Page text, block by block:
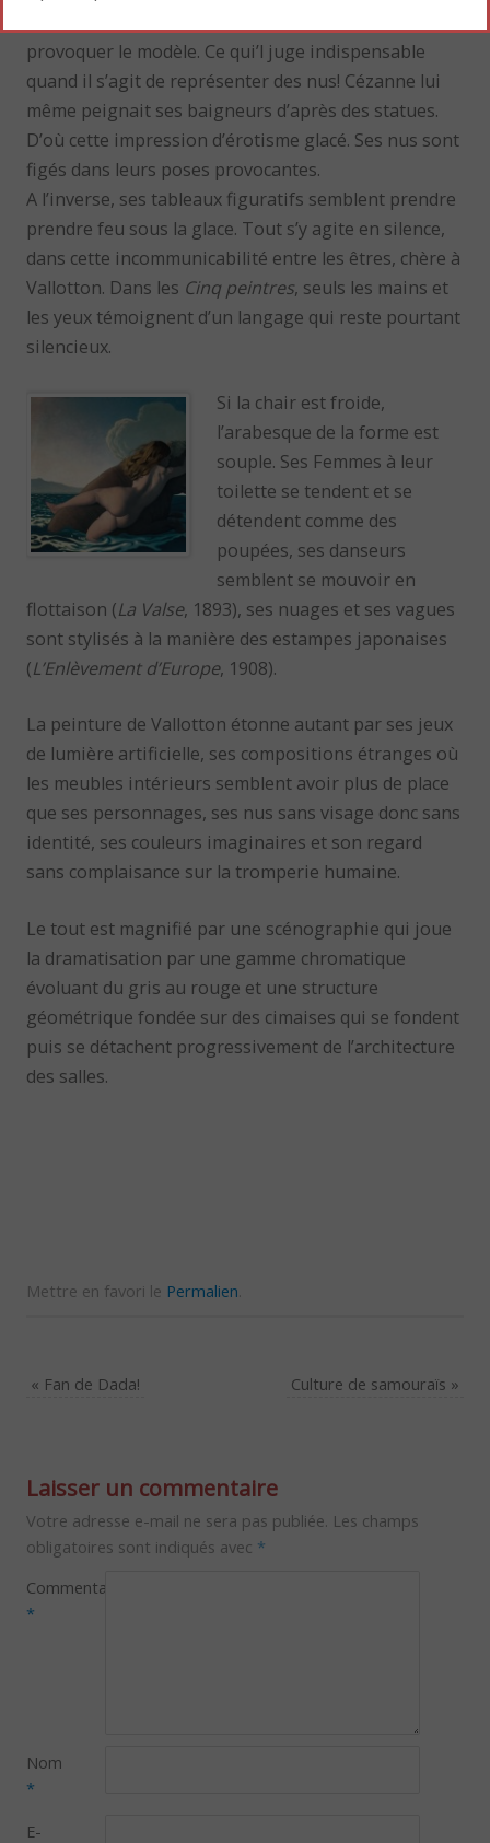
provoquer le modèle. Ce qui’l juge indispensable
quand il s’agit de représenter des nus! Cézanne lui
même peignait ses baigneurs d’après des statues.
D’où cette impression d’érotisme glacé. Ses nus sont
figés dans leurs poses provocantes.
A l’inverse, ses tableaux figuratifs semblent prendre
prendre feu sous la glace. Tout s’y agite en silence,
dans cette incommunicabilité entre les êtres, chère à
Vallotton. Dans les Cinq peintres, seuls les mains et
les yeux témoignent d’un langage qui reste pourtant
silencieux.
Si la chair est froide,
l’arabesque de la forme est
souple. Ses Femmes à leur
toilette se tendent et se
détendent comme des
poupées, ses danseurs
semblent se mouvoir en
flottaison (La Valse, 1893), ses nuages et ses vagues
sont stylisés à la manière des estampes japonaises
(L’Enlèvement d’Europe, 1908).
La peinture de Vallotton étonne autant par ses jeux
de lumière artificielle, ses compositions étranges où
les meubles intérieurs semblent avoir plus de place
que ses personnages, ses nus sans visage donc sans
identité, ses couleurs imaginaires et son regard
sans complaisance sur la tromperie humaine.
Le tout est magnifié par une scénographie qui joue
la dramatisation par une gamme chromatique
évoluant du gris au rouge et une structure
géométrique fondée sur des cimaises qui se fondent
puis se détachent progressivement de l’architecture
des salles.
Mettre en favori le Permalien
« Fan de Dada! Culture de samouraïs »
Laisser un commentaire
Votre adresse e-mail ne sera pas publiée. Les champs
obligatoires sont indiqués avec *
Commentaire
*
Nom
*
E-